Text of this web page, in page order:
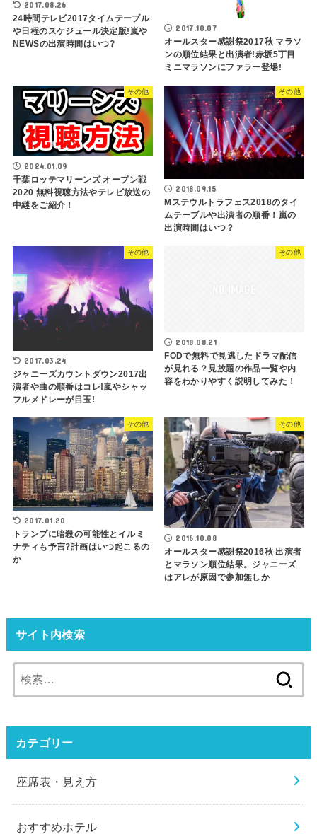
2017.08.26
24時間テレビ2017タイムテーブル
や日程のスケジュール決定版!嵐や
NEWSの出演時間はいつ?
2017.10.07
オールスター感謝祭2017秋 マラソ
ンの順位結果と出演者!赤坂5丁目
ミニマラソンにファラー登場!
その他
2024.01.09
千葉ロッテマリーンズ オープン戦
2020 無料視聴方法やテレビ放送の
中継をご紹介！
その他
2018.09.15
Mステウルトラフェス2018のタイ
ムテーブルや出演者の順番！嵐の
出演時間はいつ？
その他
2017.03.24
ジャニーズカウントダウン2017出
演者や曲の順番はコレ!嵐やシャッ
フルメドレーが目玉!
その他
2018.08.21
FODで無料で見逃したドラマ配信
が見れる？見放題の作品一覧や内
容をわかりやすく説明してみた！
その他
2017.01.20
トランプに暗殺の可能性とイルミ
ナティも予言?計画はいつ起こるの
か
その他
2016.10.08
オールスター感謝祭2016秋 出演者
とマラソン順位結果。ジャニーズ
はアレが原因で参加無しか
サイト内検索
索:
カテゴリー
座席表・見え方
おすすめホテル